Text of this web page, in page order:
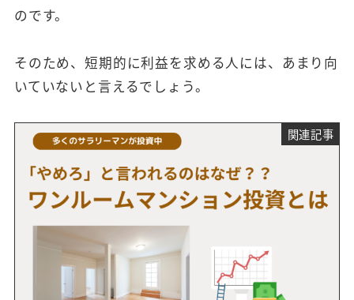
のです。
そのため、短期的に利益を求める人には、あまり向
いていないと言えるでしょう。
関連記事